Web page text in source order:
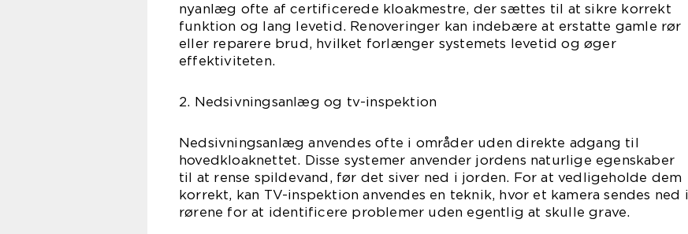
nyanlæg ofte af certificerede kloakmestre, der sættes til at sikre korrekt
funktion og lang levetid. Renoveringer kan indebære at erstatte gamle rør
eller reparere brud, hvilket forlænger systemets levetid og øger
effektiviteten.
2. Nedsivningsanlæg og tv-inspektion
Nedsivningsanlæg anvendes ofte i områder uden direkte adgang til
hovedkloaknettet. Disse systemer anvender jordens naturlige egenskaber
til at rense spildevand, før det siver ned i jorden. For at vedligeholde dem
korrekt, kan TV-inspektion anvendes en teknik, hvor et kamera sendes ned i
rørene for at identificere problemer uden egentlig at skulle grave.